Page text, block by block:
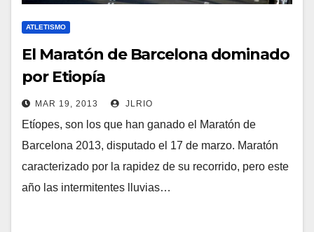
ATLETISMO
El Maratón de Barcelona dominado
por Etiopía
MAR 19, 2013 JLRIO
Etíopes, son los que han ganado el Maratón de
Barcelona 2013, disputado el 17 de marzo. Maratón
caracterizado por la rapidez de su recorrido, pero este
año las intermitentes lluvias…